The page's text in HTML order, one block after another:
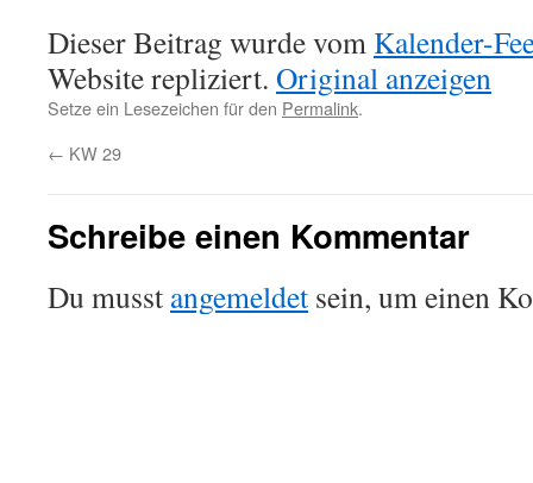
Dieser Beitrag wurde vom Kalender-
Website repliziert. Original anzeigen
Setze ein Lesezeichen für den Permalink.
← KW 29
Schreibe einen Kommentar
Du musst angemeldet sein, um einen